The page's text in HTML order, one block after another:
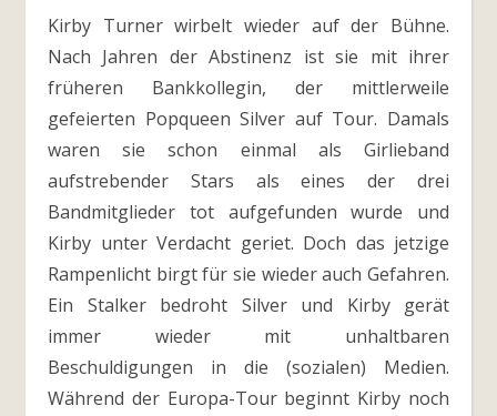
Kirby Turner wirbelt wieder auf der Bühne.
Nach Jahren der Abstinenz ist sie mit ihrer
früheren Bankkollegin, der mittlerweile
gefeierten Popqueen Silver auf Tour. Damals
waren sie schon einmal als Girlieband
aufstrebender Stars als eines der drei
Bandmitglieder tot aufgefunden wurde und
Kirby unter Verdacht geriet. Doch das jetzige
Rampenlicht birgt für sie wieder auch Gefahren.
Ein Stalker bedroht Silver und Kirby gerät
immer wieder mit unhaltbaren
Beschuldigungen in die (sozialen) Medien.
Während der Europa-Tour beginnt Kirby noch